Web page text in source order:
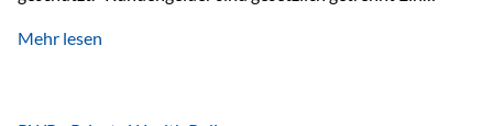
sogenannte Sondermasse. Das bedeutet:Die
Mehr lesen